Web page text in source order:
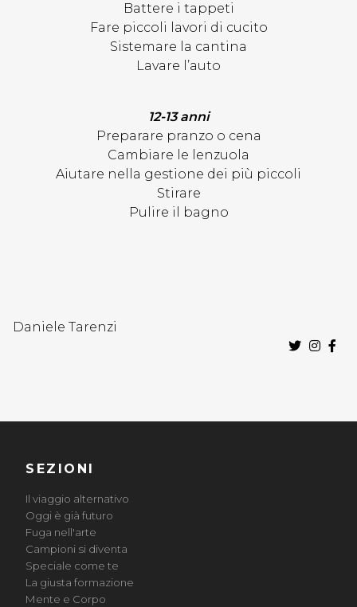
Battere i tappeti
Fare piccoli lavori di cucito
Sistemare la cantina
Lavare l’auto
12-13 anni
Preparare pranzo o cena
Cambiare le lenzuola
Aiutare nella gestione dei più piccoli
Stirare
Pulire il bagno
Daniele Tarenzi
SEZIONI
Il viaggio alternativo
Oggi è già futuro
Fuga nell'arte
Campioni si diventa
Speciale come te
La giusta formazione
Mente e Corpo